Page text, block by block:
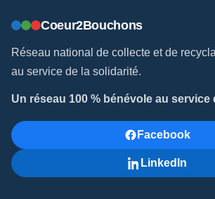
Coeur2Bouchons
Réseau national de collecte et de
au service de la solidarité.
Un réseau 100 % bénévole au service
Facebook
LinkedIn